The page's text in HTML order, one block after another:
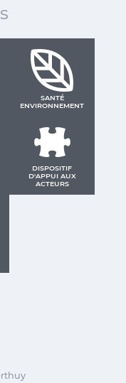
SANTÉ
ENVIRONNEMENT
DISPOSITIF
D'APPUI AUX
ACTEURS
Martin, Saint